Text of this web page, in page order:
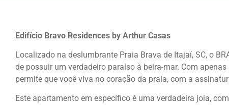
Edifício Bravo Residences by Arthur Casas
Localizado na deslumbrante Praia Brava de Itajaí, SC, o
de possuir um verdadeiro paraíso à beira-mar. Com
permite que você viva no coração da praia, com a
Este apartamento em específico é uma verdadeira joia,